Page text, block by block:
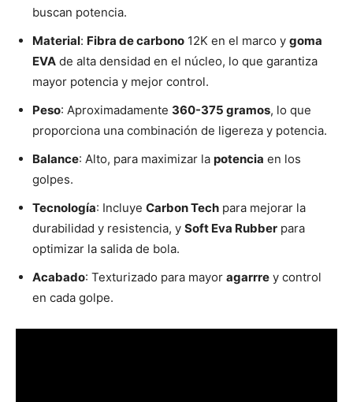
buscan potencia.
Material: Fibra de carbono 12K en el marco y goma
EVA de alta densidad en el núcleo, lo que garantiza
mayor potencia y mejor control.
Peso: Aproximadamente 360-375 gramos, lo que
proporciona una combinación de ligereza y potencia.
Balance: Alto, para maximizar la potencia en los
golpes.
Tecnología: Incluye Carbon Tech para mejorar la
durabilidad y resistencia, y Soft Eva Rubber para
optimizar la salida de bola.
Acabado: Texturizado para mayor agarrre y control
en cada golpe.